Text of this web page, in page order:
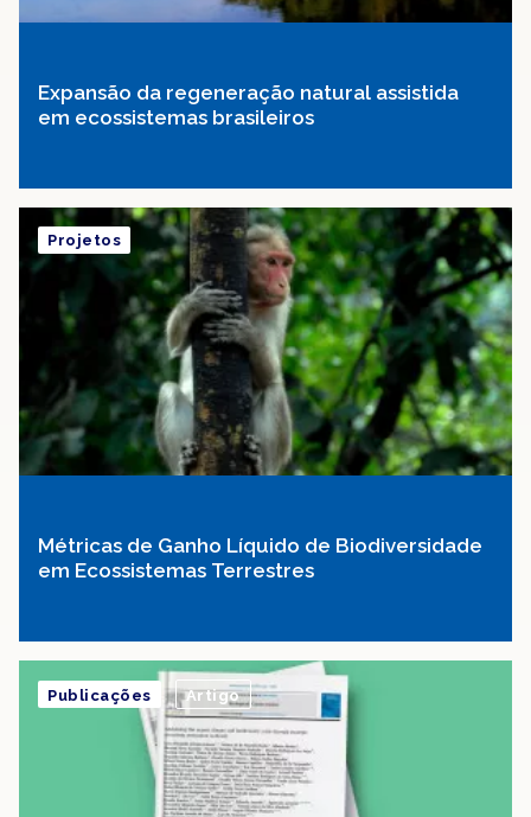
Expansão da regeneração natural assistida
em ecossistemas brasileiros
Métricas de Ganho Líquido de Biodiversidade
em Ecossistemas Terrestres
Projetos
Publicações Artigo